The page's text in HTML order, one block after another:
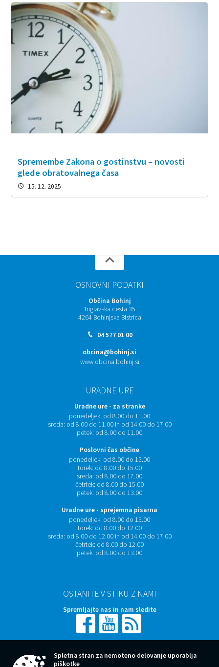
Spremembe Zakona o gostinstvu – novosti
glede obratovalnega časa
15. 12. 2025
OSNOVNI PODATKI
Občina Bohinj
Triglavska cesta 35
4264 Bohinjska Bistrica
04 577 01 00
obcina@bohinj.si
www.obcina.bohinj.si
URADNE URE
Uradne ure - za stranke
ponedeljek: od 8.00 do 11.00
sreda: od 8.00 do 11.00 in od 14.00 do 17.00
petek: od 8.00 do 11.00
Poslovni čas občine
ponedeljek: od 8.00 do 15.00
torek: od 8.00 do 15.00
sreda: od 8.00 do 17.00
četrtek: od 8.00 do 15.00
petek: od 8.00 do 13.00
Uradne ure - sprejemna pisarna
ponedeljek: od 8.00 do 15.00
torek: od 8.00 do 12.00
sreda: od 8.00 do 12.00 in od 14.00 do 17.00
četrtek: od 8.00 do 12.00
petek: od 8.00 do 13.00
OSTANITE V STIKU Z NAMI
Spremljajte nas in nam sledite
NAROČITE SE NA E-OBVESTILA
Spletna stran za nemoteno delovanje uporablja
piškotke